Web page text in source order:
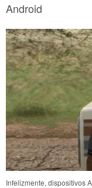
Android
Infelizmente, dispositivos